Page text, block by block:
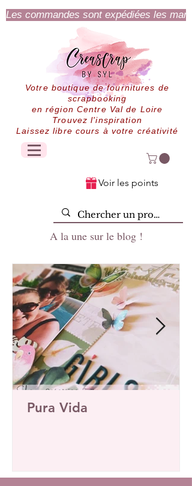
Les commandes sont expédiées les
Votre boutique de fournitures de
scrapbooking
en région Centre Val de Loire
Trouvez l'inspiration
Laissez libre cours à votre créativité
Voir les points
A la une sur le blog !
Pura Vida